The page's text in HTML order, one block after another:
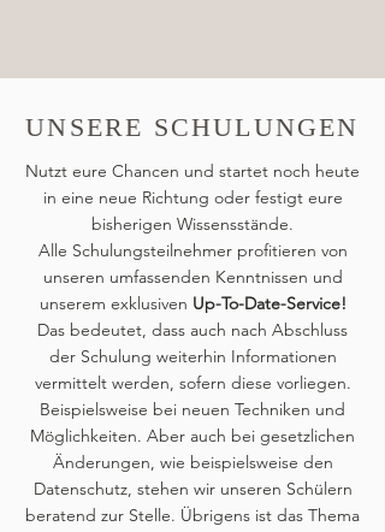
UNSERE SCHULUNGEN
Nutzt eure Chancen und startet noch heute
in eine neue Richtung oder festigt eure
bisherigen Wissensstände.
Alle Schulungsteilnehmer profitieren von
unseren umfassenden Kenntnissen und
unserem exklusiven Up-To-Date-Service!
Das bedeutet, dass auch nach Abschluss
der Schulung weiterhin Informationen
vermittelt werden, sofern diese vorliegen.
Beispielsweise bei neuen Techniken und
Möglichkeiten. Aber auch bei gesetzlichen
Änderungen, wie beispielsweise den
Datenschutz, stehen wir unseren Schülern
beratend zur Stelle. Übrigens ist das Thema